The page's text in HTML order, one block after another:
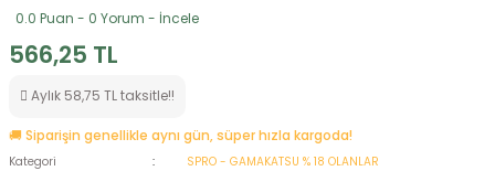
Tabure
0.0 Puan - 0 Yorum - İncele
566,25 TL
Aylık 58,75 TL taksitle!!
🚚 Siparişin genellikle aynı gün, süper hızla kargoda!
Kategori
SPRO - GAMAKATSU % 18 OLANLAR